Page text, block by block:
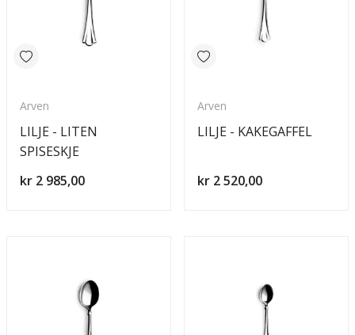
LILJE - LITEN
SPISESKJE
Arven
kr 2 985,00
LILJE - KAKEGAFFEL
Arven
kr 2 520,00